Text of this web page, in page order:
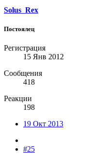
Solus_Rex
Постоялец
Регистрация
15 Янв 2012
Сообщения
418
Реакции
198
19 Окт 2013
#25